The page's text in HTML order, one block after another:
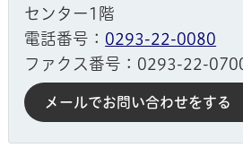
センター1階
電話番号： 0293-22-0080
ファクス番号：0293-22-
メールでお問い合わせをする